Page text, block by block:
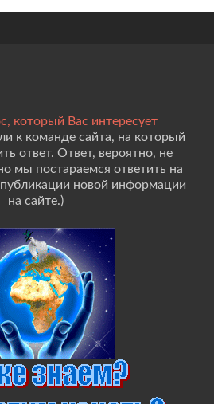
который Вас интересует
к команде сайта, на который
ответ. Ответ, вероятно, не
мы постараемся ответить на
новой информации
на сайте.)